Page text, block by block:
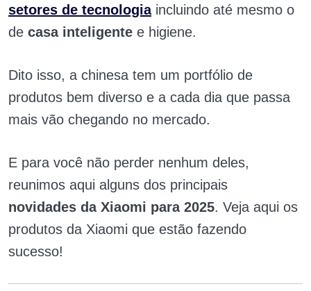
setores de tecnologiaincluindo até mesmo o
de casa inteligente e higiene.
Dito isso, a chinesa tem um portfólio de
produtos bem diverso e a cada dia que passa
mais vão chegando no mercado.
E para você não perder nenhum deles,
reunimos aqui alguns dos principais
novidades da Xiaomi para 2025. Veja aqui os
produtos da Xiaomi que estão fazendo
sucesso!